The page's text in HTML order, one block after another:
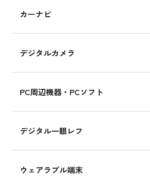
カーナビ
デジタルカメラ
PC周辺機器・PCソフト
デジタル一眼レフ
ウェアラブル端末